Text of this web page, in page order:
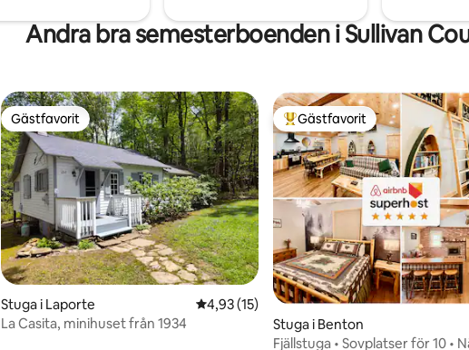
Andra bra semesterboenden i Sullivan
Gästfavorit
Gästfavorit
Stuga i Laporte 4,93 av 5 i genomsnittligt betyg, 15
4,93 (15)
La Casita, minihuset från 1934
Populär gästfavorit
Gästfavorit
Stuga i Benton
Fjällstuga • Sovplatser för 10 •